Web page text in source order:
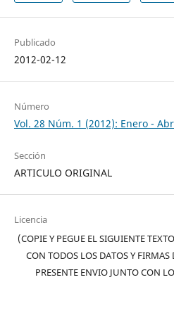
Publicado
2012-02-12
Número
Vol. 28 Núm. 1 (2012): Enero -
Sección
ARTICULO ORIGINAL
Licencia
(COPIE Y PEGUE EL SIGUIENTE
CON TODOS LOS DATOS Y FIRMAS
PRESENTE ENVIO JUNTO CON